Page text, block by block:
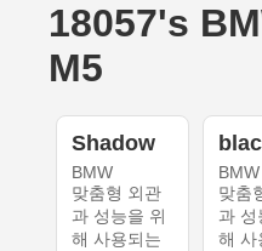
18057's
M5
Shadow
BMW
맞춤형 외관
과 성능을 위
해 사용되는
BMW
맞춤
과 성
해 사